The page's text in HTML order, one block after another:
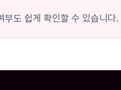
도 쉽게 확인할 수 있습니다.